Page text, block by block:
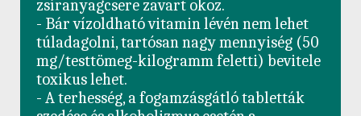
zsíranyagcsere zavart okoz.
- Bár vízoldható vitamin lévén nem lehet
túladagolni, tartósan nagy mennyiség (50
mg/testtömeg-kilogramm feletti) bevitele
toxikus lehet.
- A terhesség, a fogamzásgátló tabletták